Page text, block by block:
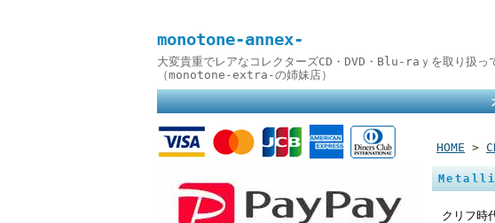
monotone-annex-
大変貴重でレアなコレクターズCD・DVD・Blu-raｙを取り扱っ
（monotone-extra-の姉妹店）
HOME >
クリフ時